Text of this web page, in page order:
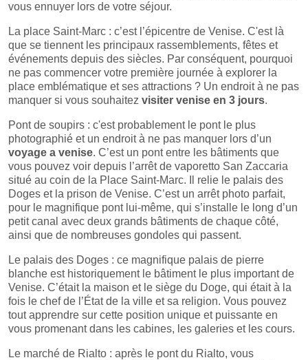
vous ennuyer lors de votre séjour.
La place Saint-Marc : c’est l’épicentre de Venise. C'est là
que se tiennent les principaux rassemblements, fêtes et
événements depuis des siècles. Par conséquent, pourquoi
ne pas commencer votre première journée à explorer la
place emblématique et ses attractions ? Un endroit à ne pas
manquer si vous souhaitez visiter venise en 3 jours.
Pont de soupirs : c'est probablement le pont le plus
photographié et un endroit à ne pas manquer lors d’un
voyage a venise. C’est un pont entre les bâtiments que
vous pouvez voir depuis l’arrêt de vaporetto San Zaccaria
situé au coin de la Place Saint-Marc. Il relie le palais des
Doges et la prison de Venise. C’est un arrêt photo parfait,
pour le magnifique pont lui-même, qui s’installe le long d’un
petit canal avec deux grands bâtiments de chaque côté,
ainsi que de nombreuses gondoles qui passent.
Le palais des Doges : ce magnifique palais de pierre
blanche est historiquement le bâtiment le plus important de
Venise. C’était la maison et le siège du Doge, qui était à la
fois le chef de l’État de la ville et sa religion. Vous pouvez
tout apprendre sur cette position unique et puissante en
vous promenant dans les cabines, les galeries et les cours.
Le marché de Rialto : après le pont du Rialto, vous